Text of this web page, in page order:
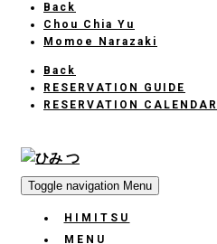
Back
Chou Chia Yu
Momoe Narazaki
Back
RESERVATION GUIDE
RESERVATION CALENDAR
Toggle navigation Menu
HIMITSU
MENU